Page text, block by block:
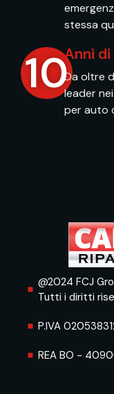
stessa
10Anni
Da oltre
leader
per auto
@2024 FCJ
Tutti i diritti
P.IVA
REA BO -